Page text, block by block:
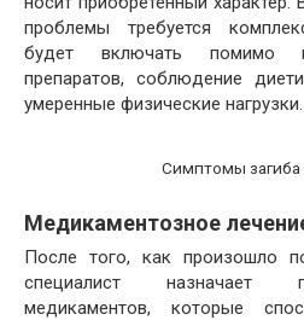
проблемы требуется
будет включать помимо
препаратов, соблюдение
умеренные физические нагрузки.
Симптомы загиба
Медикаментозное
После того, как произошло
специалист назначает
медикаментов, которые